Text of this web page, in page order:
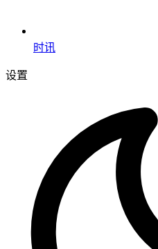
时讯
设置